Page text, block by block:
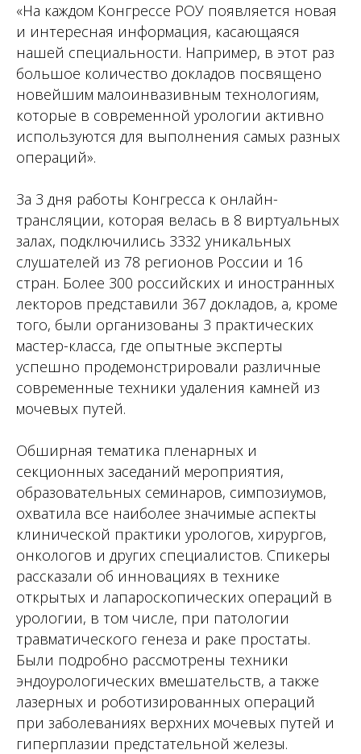
«На каждом Конгрессе РОУ появляется новая
и интересная информация, касающаяся
нашей специальности. Например, в этот раз
большое количество докладов посвящено
новейшим малоинвазивным технологиям,
которые в современной урологии активно
используются для выполнения самых разных
операций».
За 3 дня работы Конгресса к онлайн-
трансляции, которая велась в 8 виртуальных
залах, подключились 3332 уникальных
слушателей из 78 регионов России и 16
стран. Более 300 российских и иностранных
лекторов представили 367 докладов, а, кроме
того, были организованы 3 практических
мастер-класса, где опытные эксперты
успешно продемонстрировали различные
современные техники удаления камней из
мочевых путей.
Обширная тематика пленарных и
секционных заседаний мероприятия,
образовательных семинаров, симпозиумов,
охватила все наиболее значимые аспекты
клинической практики урологов, хирургов,
онкологов и других специалистов. Спикеры
рассказали об инновациях в технике
открытых и лапароскопических операций в
урологии, в том числе, при патологии
травматического генеза и раке простаты.
Были подробно рассмотрены техники
эндоурологических вмешательств, а также
лазерных и роботизированных операций
при заболеваниях верхних мочевых путей и
гиперплазии предстательной железы.